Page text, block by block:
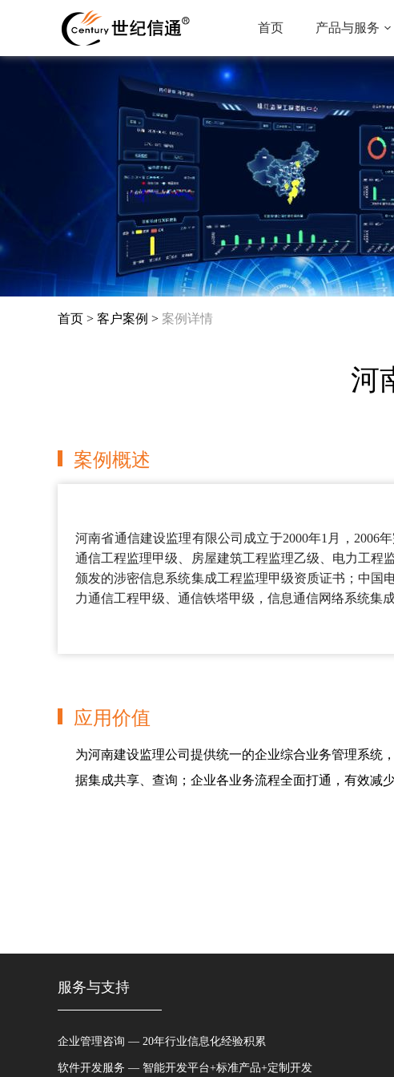
首页 产品与服务
首页 > 客户案例 > 案例详情
河
案例概述
河南省通信建设监理有限公司成立于2000年1月，2006
通信工程监理甲级、房屋建筑工程监理乙级、电力工程
颁发的涉密信息系统集成工程监理甲级资质证书；中国
力通信工程甲级、通信铁塔甲级，信息通信网络系统集
应用价值
为河南建设监理公司提供统一的企业综合业务管理系统
据集成共享、查询；企业各业务流程全面打通，有效减
服务与支持
企业管理咨询 — 20年行业信息化经验积累
软件开发服务 — 智能开发平台+标准产品+定制开发